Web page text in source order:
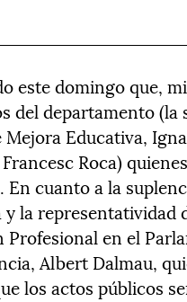
este domingo que,
del departamento (la
Educativa,
Roca)
cuanto a la
la representatividad
en el
Albert Dalmau,
los actos públicos